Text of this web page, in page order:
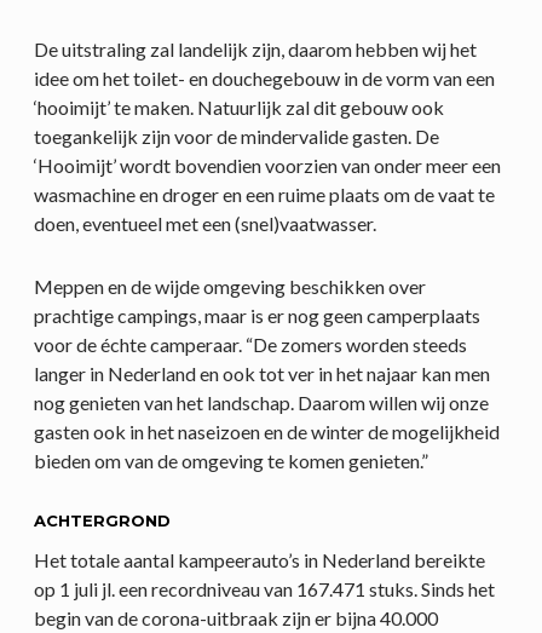
De uitstraling zal landelijk zijn, daarom hebben wij het
idee om het toilet- en douchegebouw in de vorm van een
‘hooimijt’ te maken. Natuurlijk zal dit gebouw ook
toegankelijk zijn voor de mindervalide gasten. De
‘Hooimijt’ wordt bovendien voorzien van onder meer een
wasmachine en droger en een ruime plaats om de vaat te
doen, eventueel met een (snel)vaatwasser.
Meppen en de wijde omgeving beschikken over
prachtige campings, maar is er nog geen camperplaats
voor de échte camperaar. “De zomers worden steeds
langer in Nederland en ook tot ver in het najaar kan men
nog genieten van het landschap. Daarom willen wij onze
gasten ook in het naseizoen en de winter de mogelijkheid
bieden om van de omgeving te komen genieten.”
ACHTERGROND
Het totale aantal kampeerauto’s in Nederland bereikte
op 1 juli jl. een recordniveau van 167.471 stuks. Sinds het
begin van de corona-uitbraak zijn er bijna 40.000